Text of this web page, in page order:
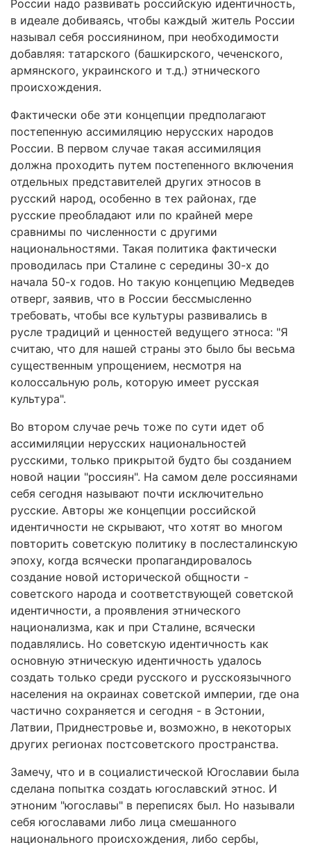
России надо развивать российскую идентичность,
в идеале добиваясь, чтобы каждый житель России
называл себя россиянином, при необходимости
добавляя: татарского (башкирского, чеченского,
армянского, украинского и т.д.) этнического
происхождения.
Фактически обе эти концепции предполагают
постепенную ассимиляцию нерусских народов
России. В первом случае такая ассимиляция
должна проходить путем постепенного включения
отдельных представителей других этносов в
русский народ, особенно в тех районах, где
русские преобладают или по крайней мере
сравнимы по численности с другими
национальностями. Такая политика фактически
проводилась при Сталине с середины 30-х до
начала 50-х годов. Но такую концепцию Медведев
отверг, заявив, что в России бессмысленно
требовать, чтобы все культуры развивались в
русле традиций и ценностей ведущего этноса: "Я
считаю, что для нашей страны это было бы весьма
существенным упрощением, несмотря на
колоссальную роль, которую имеет русская
культура".
Во втором случае речь тоже по сути идет об
ассимиляции нерусских национальностей
русскими, только прикрытой будто бы созданием
новой нации "россиян". На самом деле россиянами
себя сегодня называют почти исключительно
русские. Авторы же концепции российской
идентичности не скрывают, что хотят во многом
повторить советскую политику в послесталинскую
эпоху, когда всячески пропагандировалось
создание новой исторической общности -
советского народа и соответствующей советской
идентичности, а проявления этнического
национализма, как и при Сталине, всячески
подавлялись. Но советскую идентичность как
основную этническую идентичность удалось
создать только среди русского и русскоязычного
населения на окраинах советской империи, где она
частично сохраняется и сегодня - в Эстонии,
Латвии, Приднестровье и, возможно, в некоторых
других регионах постсоветского пространства.
Замечу, что и в социалистической Югославии была
сделана попытка создать югославский этнос. И
этноним "югославы" в переписях был. Но называли
себя югославами либо лица смешанного
национального происхождения, либо сербы,